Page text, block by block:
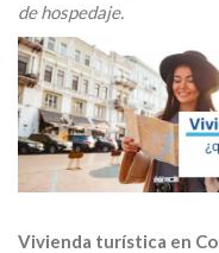
de hospedaje.
Vivienda turística en